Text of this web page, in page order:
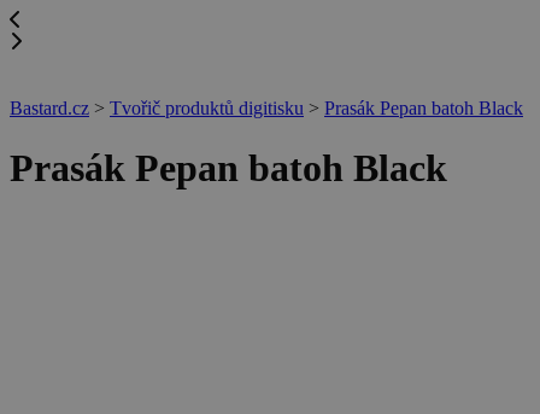
Bastard.cz > Tvořič produktů digitisku > Prasák Pepan batoh Black
Prasák Pepan batoh Black